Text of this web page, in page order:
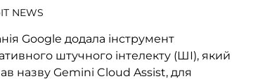
NEWS
Google додала інструмент
штучного інтелекту (ШІ), який
назву Gemini Cloud Assist, для